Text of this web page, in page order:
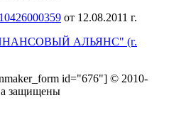
от 12.08.2011 г.
АЛЬЯНС" (г.
id="676"] © 2010-
защищены